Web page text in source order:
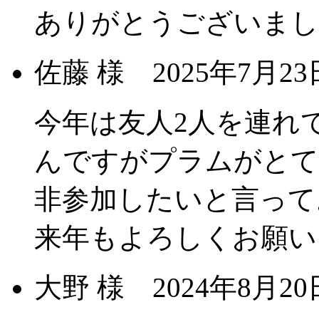
ありがとうございま
佐藤 様
2025年7月
今年は友人2人を連れ
んですがプラムがと
非参加したいと言っ
来年もよろしくお願
大野 様
2024年8月